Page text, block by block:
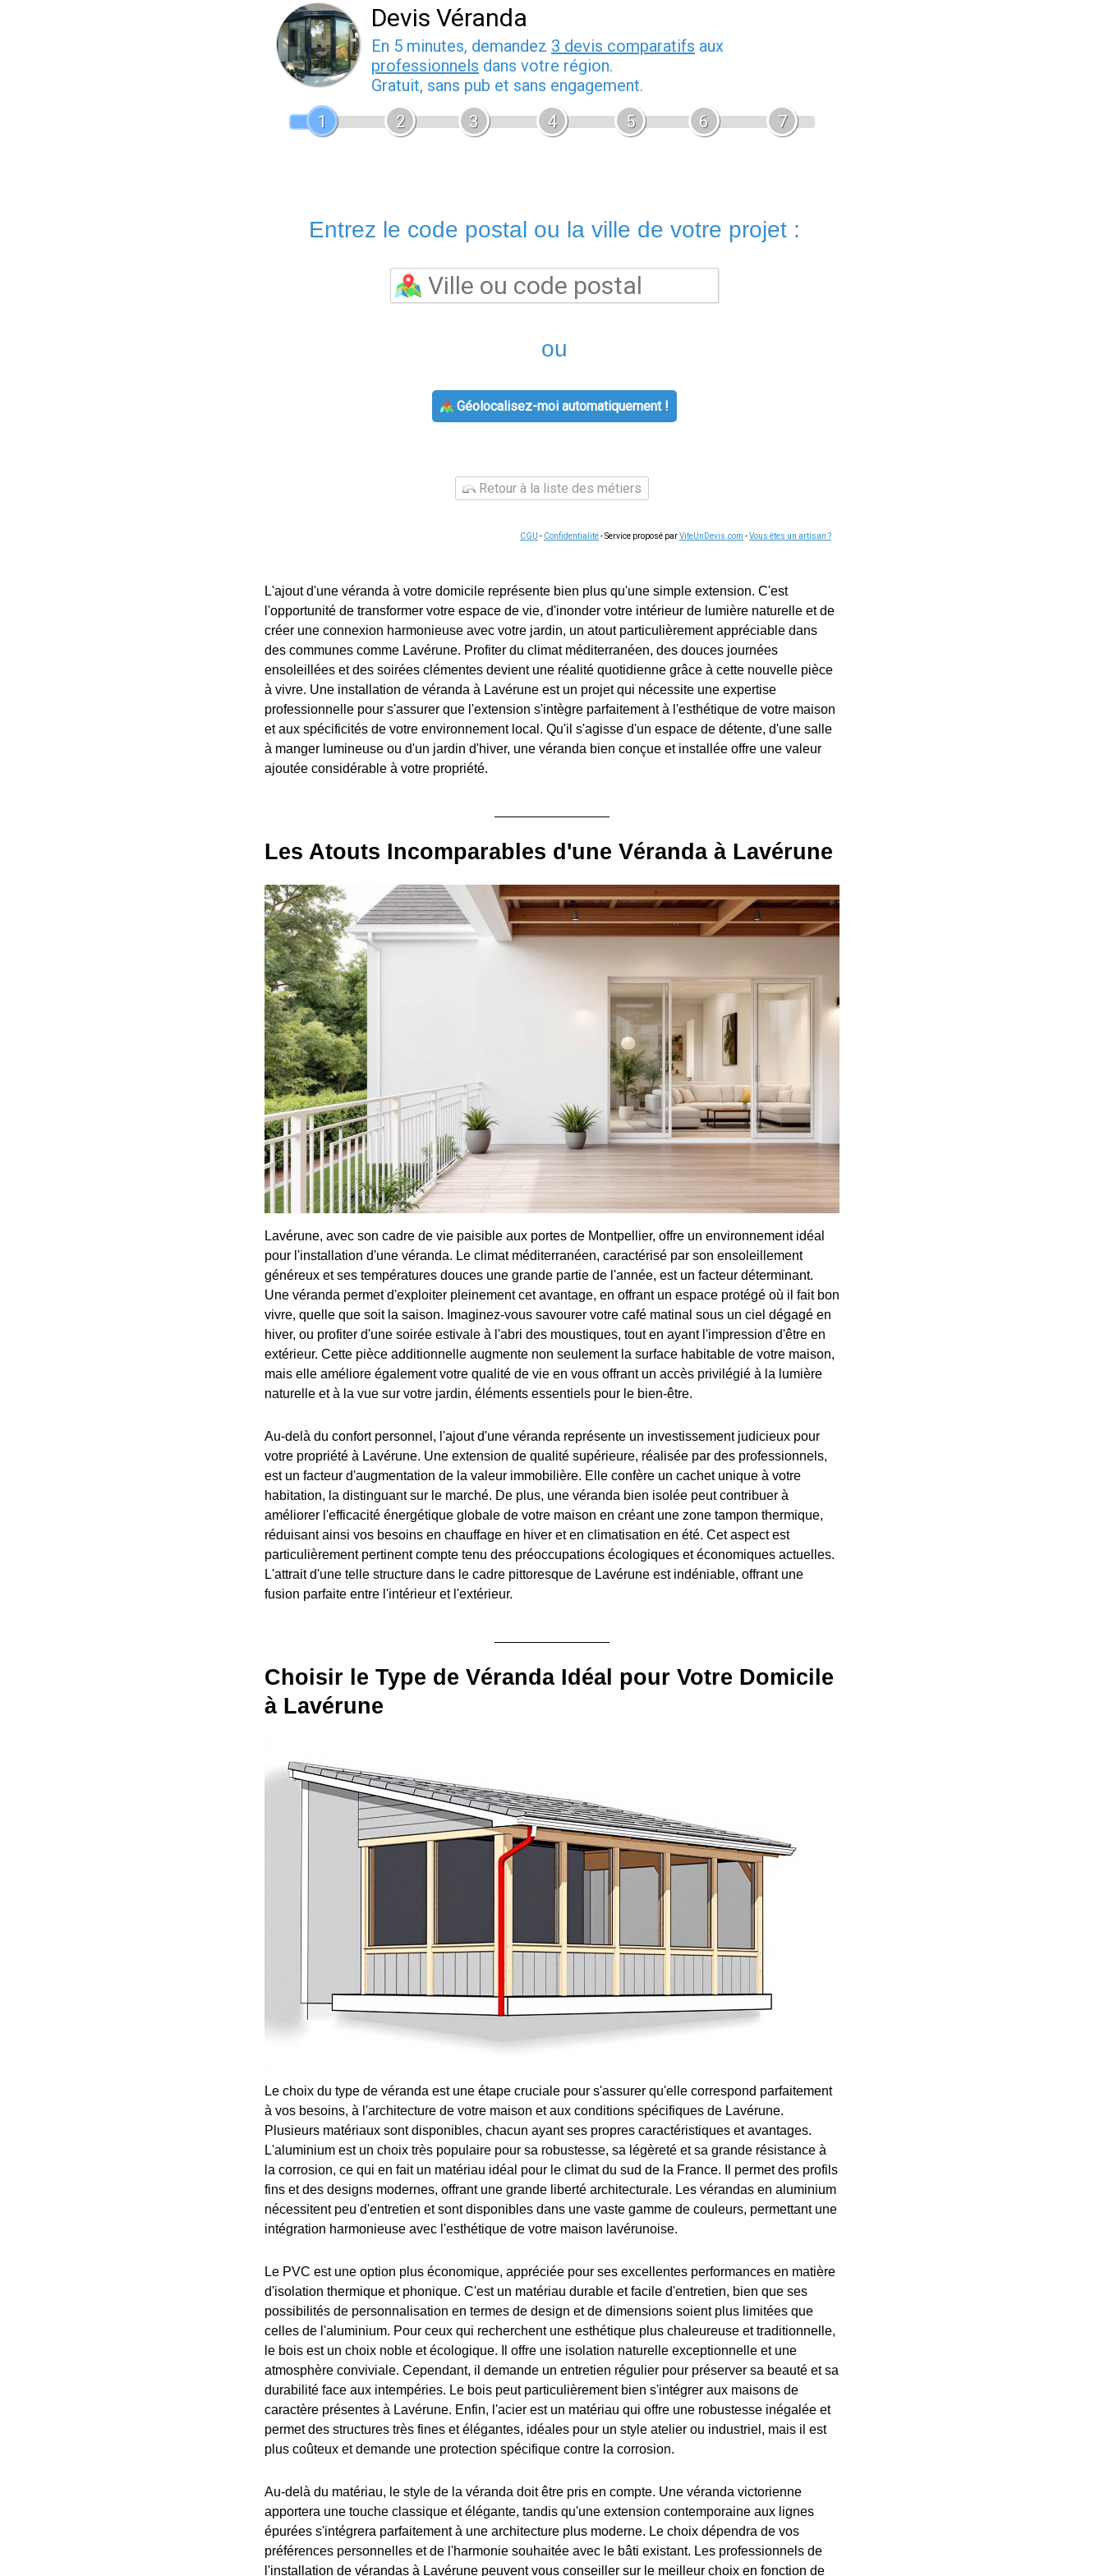
Devis Véranda
En 5 minutes, demandez 3 devis comparatifs aux
professionnels dans votre région.
Gratuit, sans pub et sans engagement.
1
2 3 4 5 6 7
Entrez le code postal ou la ville de votre projet :
ou
Géolocalisez-moi automatiquement !
Retour à la liste des métiers
CGU - Confidentialité- Service proposé parViteUnDevis.com -Vous êtes un artisan ?
L'ajout d'une véranda à votre domicile représente bien plus qu'une simple extension. C'est
l'opportunité de transformer votre espace de vie, d'inonder votre intérieur de lumière naturelle et de
créer une connexion harmonieuse avec votre jardin, un atout particulièrement appréciable dans
des communes comme Lavérune. Profiter du climat méditerranéen, des douces journées
ensoleillées et des soirées clémentes devient une réalité quotidienne grâce à cette nouvelle pièce
à vivre. Une installation de véranda à Lavérune est un projet qui nécessite une expertise
professionnelle pour s'assurer que l'extension s'intègre parfaitement à l'esthétique de votre maison
et aux spécificités de votre environnement local. Qu'il s'agisse d'un espace de détente, d'une salle
à manger lumineuse ou d'un jardin d'hiver, une véranda bien conçue et installée offre une valeur
ajoutée considérable à votre propriété.
Les Atouts Incomparables d'une Véranda à Lavérune
Lavérune, avec son cadre de vie paisible aux portes de Montpellier, offre un environnement idéal
pour l'installation d'une véranda. Le climat méditerranéen, caractérisé par son ensoleillement
généreux et ses températures douces une grande partie de l'année, est un facteur déterminant.
Une véranda permet d'exploiter pleinement cet avantage, en offrant un espace protégé où il fait bon
vivre, quelle que soit la saison. Imaginez-vous savourer votre café matinal sous un ciel dégagé en
hiver, ou profiter d'une soirée estivale à l'abri des moustiques, tout en ayant l'impression d'être en
extérieur. Cette pièce additionnelle augmente non seulement la surface habitable de votre maison,
mais elle améliore également votre qualité de vie en vous offrant un accès privilégié à la lumière
naturelle et à la vue sur votre jardin, éléments essentiels pour le bien-être.
Au-delà du confort personnel, l'ajout d'une véranda représente un investissement judicieux pour
votre propriété à Lavérune. Une extension de qualité supérieure, réalisée par des professionnels,
est un facteur d'augmentation de la valeur immobilière. Elle confère un cachet unique à votre
habitation, la distinguant sur le marché. De plus, une véranda bien isolée peut contribuer à
améliorer l'efficacité énergétique globale de votre maison en créant une zone tampon thermique,
réduisant ainsi vos besoins en chauffage en hiver et en climatisation en été. Cet aspect est
particulièrement pertinent compte tenu des préoccupations écologiques et économiques actuelles.
L'attrait d'une telle structure dans le cadre pittoresque de Lavérune est indéniable, offrant une
fusion parfaite entre l'intérieur et l'extérieur.
Choisir le Type de Véranda Idéal pour Votre Domicile
à Lavérune
Le choix du type de véranda est une étape cruciale pour s'assurer qu'elle correspond parfaitement
à vos besoins, à l'architecture de votre maison et aux conditions spécifiques de Lavérune.
Plusieurs matériaux sont disponibles, chacun ayant ses propres caractéristiques et avantages.
L'aluminium est un choix très populaire pour sa robustesse, sa légèreté et sa grande résistance à
la corrosion, ce qui en fait un matériau idéal pour le climat du sud de la France. Il permet des profils
fins et des designs modernes, offrant une grande liberté architecturale. Les vérandas en aluminium
nécessitent peu d'entretien et sont disponibles dans une vaste gamme de couleurs, permettant une
intégration harmonieuse avec l'esthétique de votre maison lavérunoise.
Le PVC est une option plus économique, appréciée pour ses excellentes performances en matière
d'isolation thermique et phonique. C'est un matériau durable et facile d'entretien, bien que ses
possibilités de personnalisation en termes de design et de dimensions soient plus limitées que
celles de l'aluminium. Pour ceux qui recherchent une esthétique plus chaleureuse et traditionnelle,
le bois est un choix noble et écologique. Il offre une isolation naturelle exceptionnelle et une
atmosphère conviviale. Cependant, il demande un entretien régulier pour préserver sa beauté et sa
durabilité face aux intempéries. Le bois peut particulièrement bien s'intégrer aux maisons de
caractère présentes à Lavérune. Enfin, l'acier est un matériau qui offre une robustesse inégalée et
permet des structures très fines et élégantes, idéales pour un style atelier ou industriel, mais il est
plus coûteux et demande une protection spécifique contre la corrosion.
Au-delà du matériau, le style de la véranda doit être pris en compte. Une véranda victorienne
apportera une touche classique et élégante, tandis qu'une extension contemporaine aux lignes
épurées s'intégrera parfaitement à une architecture plus moderne. Le choix dépendra de vos
préférences personnelles et de l'harmonie souhaitée avec le bâti existant. Les professionnels de
l'installation de vérandas à Lavérune peuvent vous conseiller sur le meilleur choix en fonction de